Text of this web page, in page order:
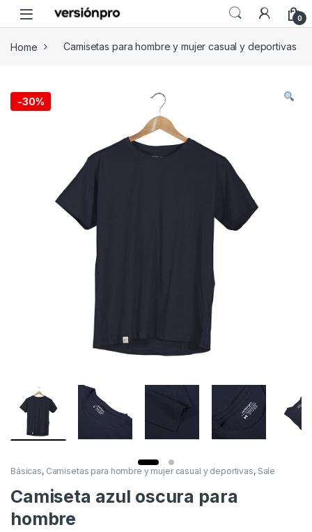
Skip to navigation
Skip to content
0
Home Camisetas para hombre y mujer casual y deportivas
-30%
Básicas, Camisetas para hombre y mujer casual y deportivas, Sale
Camiseta azul oscura para
hombre